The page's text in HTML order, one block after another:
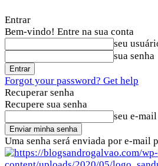
Entrar
Bem-vindo! Entre na sua conta
seu
sua senha
Forgot your password? Get help
Recuperar senha
Recupere sua senha
seu e-mail
Uma senha será enviada por e-mail